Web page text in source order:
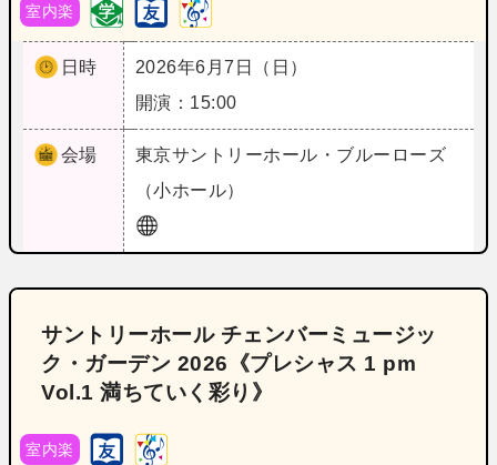
室内楽
日時
2026年6月7日（日）
開演：15:00
会場 東京サントリーホール・ブルーローズ
（小ホール）
サントリーホール チェンバーミュージッ
ク・ガーデン 2026《プレシャス 1 pm
Vol.1 満ちていく彩り》
室内楽